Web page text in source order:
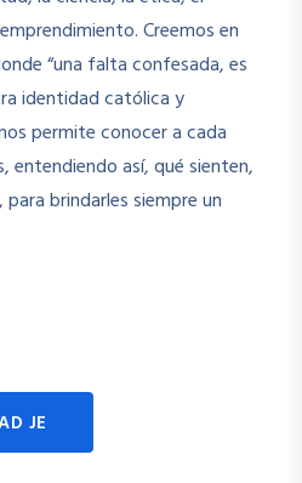
Creemos en
“una falta confesada, es
identidad católica y
permite conocer a cada
entendiendo así, qué sienten,
brindarles siempre un
JE